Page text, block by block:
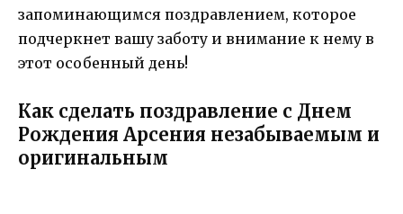
запоминающимся поздравлением, которое
подчеркнет вашу заботу и внимание к нему в
этот особенный день!
Как сделать поздравление с Днем
Рождения Арсения незабываемым и
оригинальным